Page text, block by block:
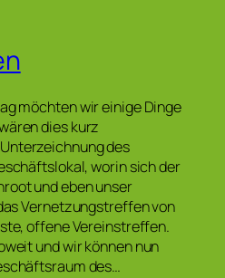
möchten wir einige Dinge
dies kurz
des
worin sich der
und eben unser
Vernetzungstreffen von
offene Vereinstreffen.
und wir können nun
des…